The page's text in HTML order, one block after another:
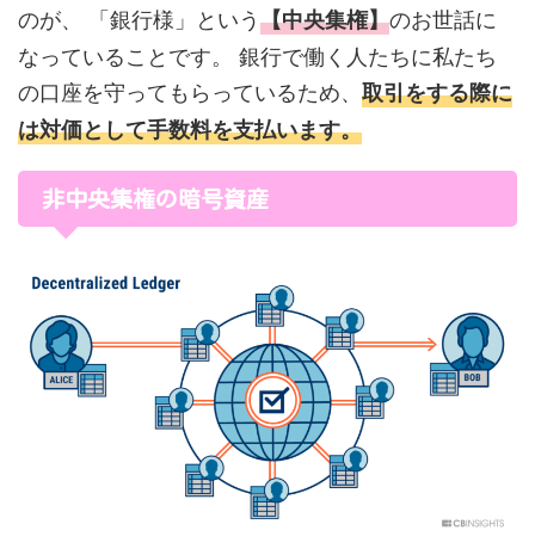
のが、 「銀行様」という【中央集権】のお世話に
なっていることです。 銀行で働く人たちに私たち
の口座を守ってもらっているため、 取引をする際に
は対価として手数料を支払います。
非中央集権の暗号資産